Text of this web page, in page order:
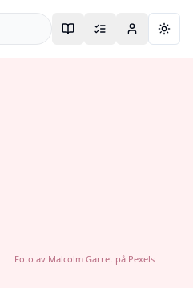
Foto av Malcolm Garretpå Pexels